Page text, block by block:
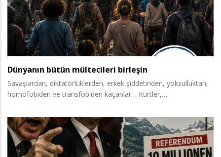
Dünyanın bütün mültecileri birleşin
Savaşlardan, diktatörlüklerden, erkek şiddetinden, yoksulluktan,
homofobiden ve transfobiden kaçanlar… Kürtler,…